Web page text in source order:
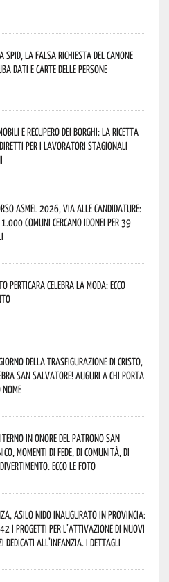
Spid, la falsa richiesta del canone
dati e carte delle persone
e recupero dei borghi: la ricetta
per i lavoratori stagionali
Asmel 2026, via alle candidature:
Comuni cercano idonei per 39
Perticara celebra la moda: ecco
della Trasfigurazione di Cristo,
San Salvatore! Auguri a chi porta
in onore del Patrono San
momenti di fede, di comunità, di
Ecco le foto
asilo nido inaugurato in provincia:
i progetti per l’attivazione di nuovi
dedicati all’infanzia. I dettagli